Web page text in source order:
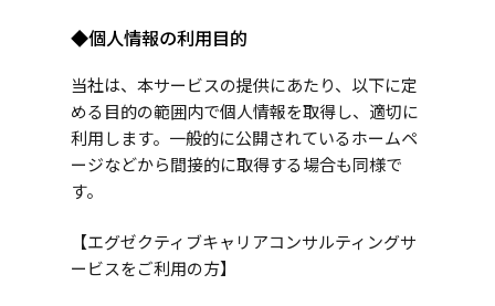
◆個人情報の利用目的
当社は、本サービスの提供にあたり、以下に定
める目的の範囲内で個人情報を取得し、適切に
利用します。一般的に公開されているホームペ
ージなどから間接的に取得する場合も同様で
す。
【エグゼクティブキャリアコンサルティングサ
ービスをご利用の方】